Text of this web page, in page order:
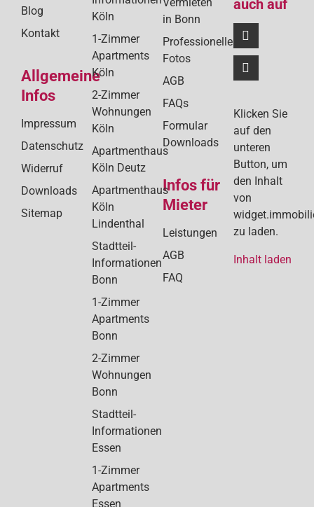
Blog
Kontakt
Allgemeine
Infos
Impressum
Datenschutz
Widerruf
Downloads
Sitemap
Köln
1-Zimmer
Apartments
Köln
2-Zimmer
Wohnungen
Köln
Apartmenthaus
Köln Deutz
Apartmenthaus
Köln
Lindenthal
Stadtteil-
Informationen
Bonn
1-Zimmer
Apartments
Bonn
2-Zimmer
Wohnungen
Bonn
Stadtteil-
Informationen
Essen
1-Zimmer
Apartments
Essen
in Bonn
Professionelle
Fotos
AGB
FAQs
Formular
Downloads
Infos für
Mieter
Leistungen
AGB
FAQ
auch auf
Klicken Sie
auf den
unteren
Button, um
den Inhalt
von
zu laden.
Inhalt laden